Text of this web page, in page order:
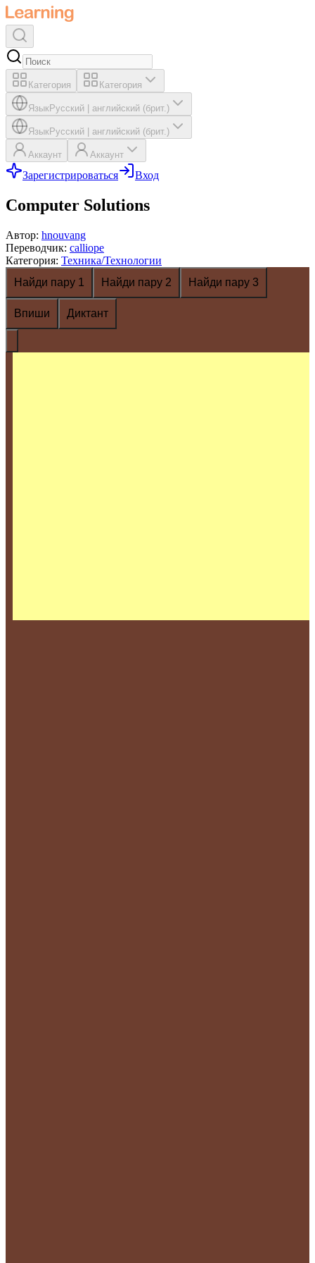
Категория Категория
ЯзыкРусский английский (брит.)
ЯзыкРусский английский (брит.)
Аккаунт Аккаунт
Зарегистрироваться Вход
Computer Solutions
Автор: hnouvang
Переводчик: calliope
Категория: Техника/Технологии
Найди пару 1
Найди пару 2 Найди пару 3
Впиши Диктант